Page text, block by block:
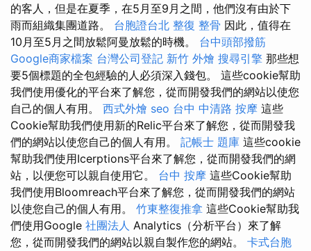
的客人，但是在夏季，在5月至9月之間，他們沒有由於下
雨而組織集團道路。 台胞證台北 整復 整骨 因此，值得在
10月至5月之間放鬆阿曼放鬆的時機。 台中頭部撥筋
Google商家檔案 台灣公司登記 新竹 外燴 搜尋引擎 那些想
要5個標題的全包經驗的人必須深入錢包。 這些cookie幫助
我們使用優化的平台來了解您，從而開發我們的網站以使您
自己的個人有用。 西式外燴 seo 台中 中清路 按摩 這些
Cookie幫助我們使用新的Relic平台來了解您，從而開發我
們的網站以使您自己的個人有用。 記帳士 題庫 這些cookie
幫助我們使用Icerptions平台來了解您，從而開發我們的網
站，以便您可以親自使用它。 台中 按摩 這些Cookie幫助
我們使用Bloomreach平台來了解您，從而開發我們的網站
以使您自己的個人有用。 竹東整復推拿 這些Cookie幫助我
們使用Google 社團法人 Analytics（分析平台）來了解
您，從而開發我們的網站以親自製作您的網站。 卡式台胞